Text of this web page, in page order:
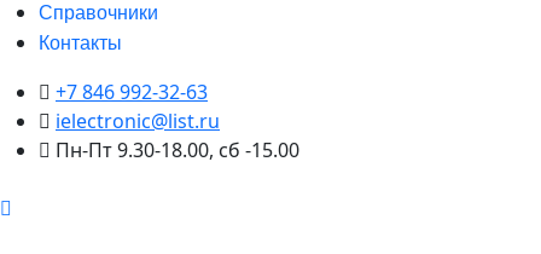
Справочники
Контакты
+7 846 992-32-63
ielectronic@list.ru
Пн-Пт 9.30-18.00, сб -15.00